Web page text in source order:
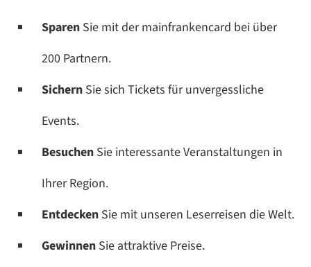
VERANSTALTUNGEN
LESERAKTIONEN
SparenSie mit der mainfrankencard bei über
200 Partnern.
SichernSie sich Tickets für unvergessliche
Events.
BesuchenSie interessante Veranstaltungen in
Ihrer Region.
EntdeckenSie mit unseren Leserreisen die Welt.
GewinnenSie attraktive Preise.